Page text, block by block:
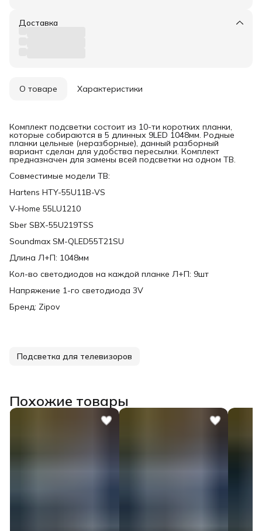
Доставка
О товаре Характеристики
Комплект подсветки состоит из 10-ти коротких планки,
которые собираются в 5 длинных 9LED 1048мм. Родные
планки цельные (неразборные), данный разборный
вариант сделан для удобства пересылки. Комплект
предназначен для замены всей подсветки на одном ТВ.
Совместимые модели ТВ:
Hartens HTY-55U11B-VS
V-Home 55LU1210
Sber SBX-55U219TSS
Soundmax SM-QLED55T21SU
Длина Л+П: 1048мм
Кол-во светодиодов на каждой планке Л+П: 9шт
Напряжение 1-го светодиода 3V
Бренд: Zipov
Подсветка для телевизоров
Похожие товары